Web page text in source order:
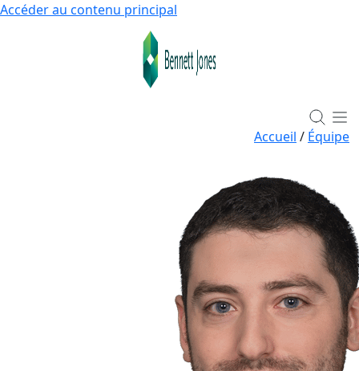
Accéder au contenu principal
Accueil / Équipe